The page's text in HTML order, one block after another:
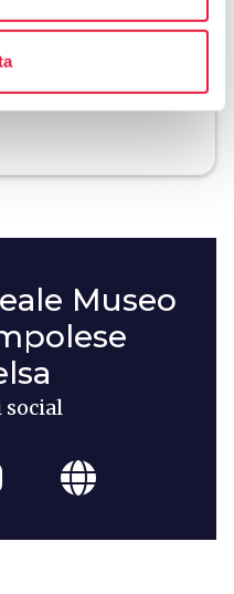
chevron_right
Museo
social